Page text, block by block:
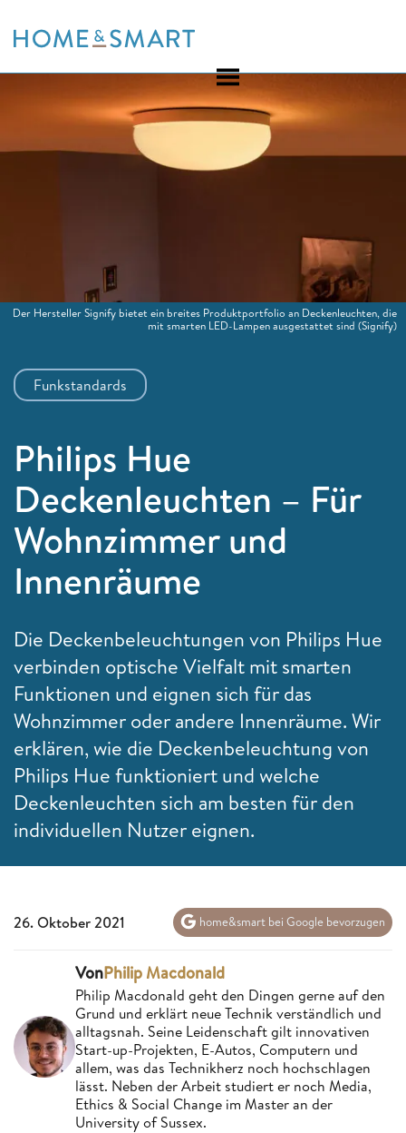
to
Funkstandards
Philips Hue
Deckenleuchten – Für
Wohnzimmer und
Innenräume
Die Deckenbeleuchtungen von Philips Hue
verbinden optische Vielfalt mit smarten
Funktionen und eignen sich für das
Wohnzimmer oder andere Innenräume. Wir
erklären, wie die Deckenbeleuchtung von
Philips Hue funktioniert und welche
Deckenleuchten sich am besten für den
individuellen Nutzer eignen.
Der Hersteller Signify bietet ein breites Produktportfolio an Deckenleuchten, die
mit smarten LED-Lampen ausgestattet sind (Signify)
26. Oktober 2021 home&smart bei Google bevorzugen
VonPhilip Macdonald
Philip Macdonald geht den Dingen gerne auf den
Grund und erklärt neue Technik verständlich und
alltagsnah. Seine Leidenschaft gilt innovativen
Start-up-Projekten, E-Autos, Computern und
allem, was das Technikherz noch hochschlagen
lässt. Neben der Arbeit studiert er noch Media,
Ethics & Social Change im Master an der
University of Sussex.